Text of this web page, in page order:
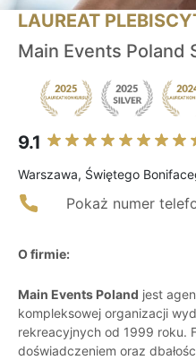
LAUREAT
Main Events Poland
9.1
Warszawa, Świętego
Pokaż numer
O firmie:
Main Events Poland jest
kompleksowej organizacji
rekreacyjnych od 1999 roku.
doświadczeniem oraz